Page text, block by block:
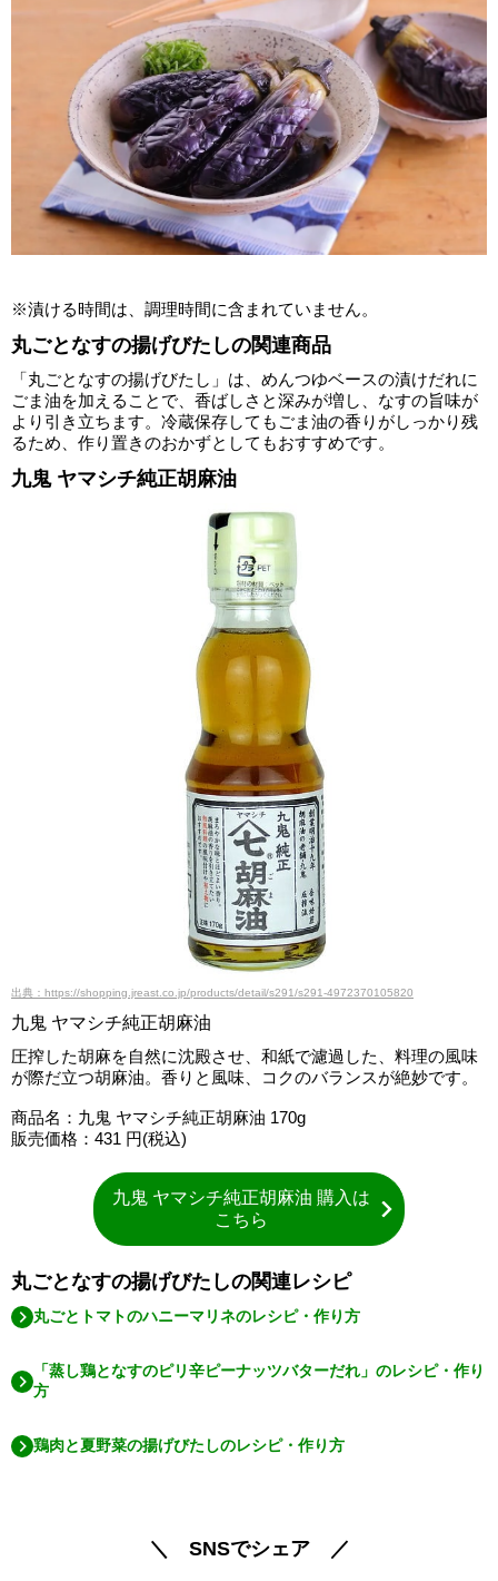
※漬ける時間は、調理時間に含まれていません。
丸ごとなすの揚げびたしの関連商品
「丸ごとなすの揚げびたし」は、めんつゆベースの漬けだれに
ごま油を加えることで、香ばしさと深みが増し、なすの旨味が
より引き立ちます。冷蔵保存してもごま油の香りがしっかり残
るため、作り置きのおかずとしてもおすすめです。
九鬼 ヤマシチ純正胡麻油
出典：https://shopping.jreast.co.jp/products/detail/s291/s291-4972370105820
九鬼 ヤマシチ純正胡麻油
圧搾した胡麻を自然に沈殿させ、和紙で濾過した、料理の風味
が際だ立つ胡麻油。香りと風味、コクのバランスが絶妙です。
商品名：九鬼 ヤマシチ純正胡麻油 170g
販売価格：431 円(税込)
九鬼 ヤマシチ純正胡麻油 購入は
こちら
丸ごとなすの揚げびたしの関連レシピ
丸ごとトマトのハニーマリネのレシピ・作り方
「蒸し鶏となすのピリ辛ピーナッツバターだれ」のレシピ・作り
方
鶏肉と夏野菜の揚げびたしのレシピ・作り方
＼ SNSでシェア ／